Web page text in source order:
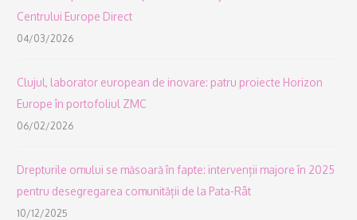
Centrului Europe Direct
04/03/2026
Clujul, laborator european de inovare: patru proiecte Horizon
Europe în portofoliul ZMC
06/02/2026
Drepturile omului se măsoară în fapte: intervenții majore în 2025
pentru desegregarea comunității de la Pata-Rât
10/12/2025